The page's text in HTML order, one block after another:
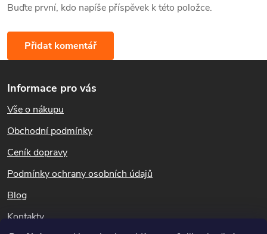
Buďte první, kdo napíše příspěvek k této položce.
Přidat komentář
á
p
a
Informace pro vás
Vše o nákupu
Obchodní podmínky
Ceník dopravy
Podmínky ochrany osobních údajů
Blog
Kontakty